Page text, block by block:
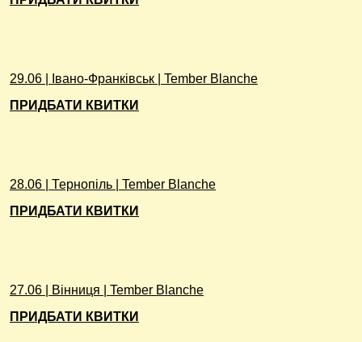
29.06 | Івано-Франківськ | Tember Blanche
ПРИДБАТИ КВИТКИ
28.06 | Тернопіль | Tember Blanche
ПРИДБАТИ КВИТКИ
27.06 | Вінниця | Tember Blanche
ПРИДБАТИ КВИТКИ